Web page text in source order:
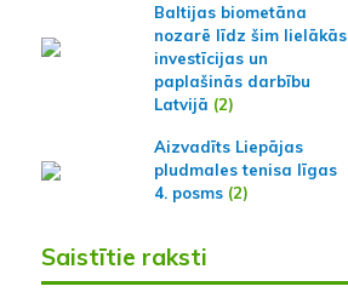
Baltijas biometāna
nozarē līdz šim lielākās
investīcijas un
paplašinās darbību
Latvijā (2)
Aizvadīts Liepājas
pludmales tenisa līgas
4. posms(2)
Saistītie raksti